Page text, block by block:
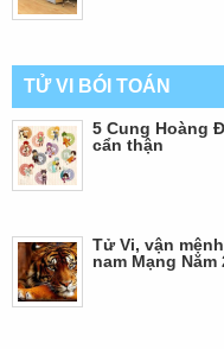
TỬ VI BÓI TOÁN
5 Cung Hoàng
cẩn thận
Tử Vi, vận
nam Mạng Năm